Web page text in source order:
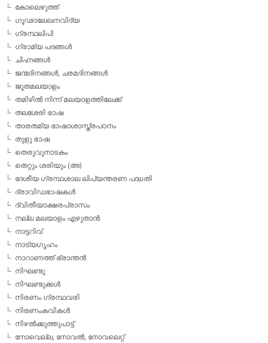
കോലെഴുത്ത്
ഗൂഢാലേഖനവിദ്യ
ഗ്രന്ഥലിപി
ഗ്രാമ്യ പദങ്ങള്‍
ചിഹ്നങ്ങള്‍
ജന്മദിനങ്ങള്‍, ചരമദിനങ്ങള്‍
ജൂതമലയാളം
തമിഴില്‍ നിന്ന് മലയാളത്തിലേക്ക്
തലശേരി ഭാഷ
താരതമ്യ ഭാഷാശാസ്ത്രപഠനം
തുളു ഭാഷ
തെരുവുനാടകം
തെറ്റും ശരിയും (അ)
ദേശീയ ഗ്രന്ഥശാല ലിപ്യന്തരണ പദ്ധതി
ദ്രാവിഡഭാഷകള്‍
ദ്വിതീയാക്ഷരപ്രാസം
നല്ല മലയാളം എഴുതാന്‍
നാട്ടറിവ്
നാട്യഗൃഹം
നാറാണത്ത് ഭ്രാന്തന്‍
നിഘണ്ടു
നിഘണ്ടുക്കള്‍
നിരണം ഗ്രന്ഥവരി
നിരണംകവികള്‍
നിഴല്‍ക്കുത്തുപാട്ട്
നോവെല്ല, നോവല്‍, നോവലെറ്റ്